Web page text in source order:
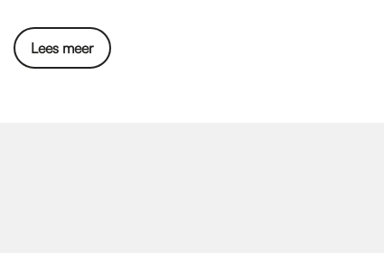
Lees meer